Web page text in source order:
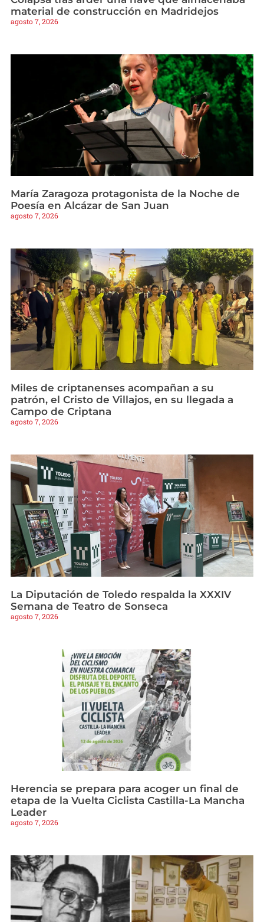
material de construcción en Madridejos
agosto 7, 2026
María Zaragoza protagonista de la Noche de
Poesía en Alcázar de San Juan
agosto 7, 2026
Miles de criptanenses acompañan a su
patrón, el Cristo de Villajos, en su llegada a
Campo de Criptana
agosto 7, 2026
La Diputación de Toledo respalda la XXXIV
Semana de Teatro de Sonseca
agosto 7, 2026
Herencia se prepara para acoger un final de
etapa de la Vuelta Ciclista Castilla-La Mancha
Leader
agosto 7, 2026